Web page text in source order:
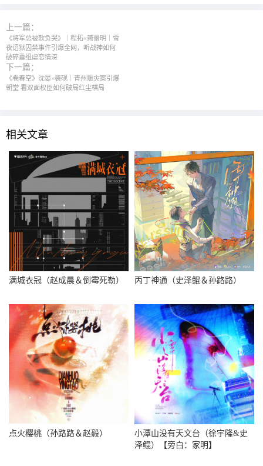
上一篇：
《将军总被欺负哭》｜程拓×萧景明｜雪
夜诏狱囚禁事件引爆全网，听战神如何
破碎重组虐恋情深
下一篇：
《卷春空》沈晏×裴砚｜青州赈灾案引爆
朝堂 看双面权臣如何破局红尘棋局
相关文章
满城衣冠（赵成晨＆倒霉死勒） 丙丁神通（史泽鲲＆孙路路）
点火樱桃（孙路路＆赵毅）
小潭山没有天文台（徐宇隆&史
泽鲲）【旁白：家明】